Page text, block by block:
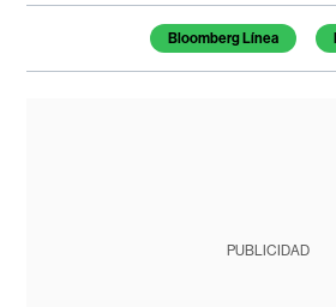
Temas de este artículo
Bloomberg Línea
PUBLICIDAD